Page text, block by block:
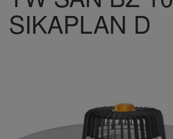
SIKAPLAN D